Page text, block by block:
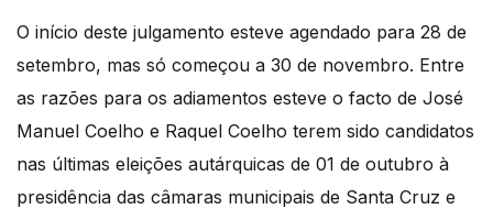
O início deste julgamento esteve agendado para 28 de
setembro, mas só começou a 30 de novembro. Entre
as razões para os adiamentos esteve o facto de José
Manuel Coelho e Raquel Coelho terem sido candidatos
nas últimas eleições autárquicas de 01 de outubro à
presidência das câmaras municipais de Santa Cruz e